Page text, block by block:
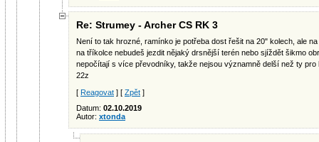
Re: Strumey - Archer CS RK 3
Není to tak hrozné, ramínko je potřeba dost řešit na 20" kolech, ale
na tříkolce nebudeš jezdit nějaký drsnější terén nebo sjíždět šikmo
nepočítají s více převodníky, takže nejsou významně delší než ty
22z
[ Reagovat ] [ Zpět ]
Datum: 02.10.2019
Autor: xtonda